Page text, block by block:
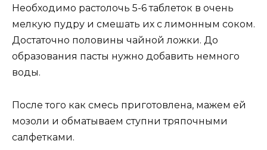
Необходимо растолочь 5-6 таблеток в очень
мелкую пудру и смешать их с лимонным соком.
Достаточно половины чайной ложки. До
образования пасты нужно добавить немного
воды.
После того как смесь приготовлена, мажем ей
мозоли и обматываем ступни тряпочными
салфетками.